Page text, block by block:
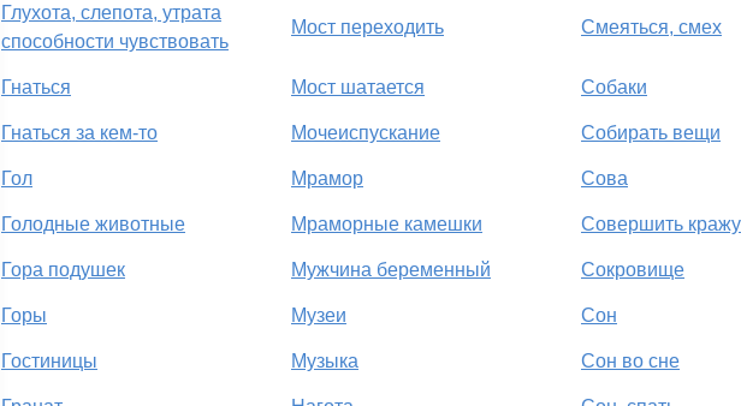
Глухота, слепота, утрата
способности чувствовать
Мост переходить Смеяться, смех
Гнаться Мост шатается Собаки
Гнаться за кем-то Мочеиспускание Собирать вещи
Гол Мрамор Сова
Голодные животные Мраморные камешки Совершить кражу
Гора подушек Мужчина беременный Сокровище
Горы Музеи Сон
Гостиницы Музыка Сон во сне